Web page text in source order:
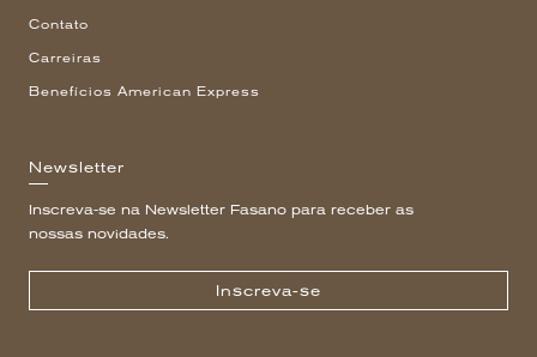
Contato
Carreiras
Benefícios American Express
Newsletter
Inscreva-se na Newsletter Fasano para receber as
nossas novidades.
Inscreva-se